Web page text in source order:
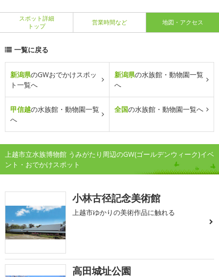
スポット詳細
トップ
営業時間など 地図・アクセス
一覧に戻る
新潟県のGWおでかけスポッ
ト一覧へ
新潟県の水族館・動物園一覧
へ
甲信越の水族館・動物園一覧
へ
全国の水族館・動物園一覧へ
上越市立水族博物館 うみがたり周辺のGW(ゴールデンウィーク)イベ
ント・おでかけスポット
小林古径記念美術館
上越市ゆかりの美術作品に触れる
高田城址公園